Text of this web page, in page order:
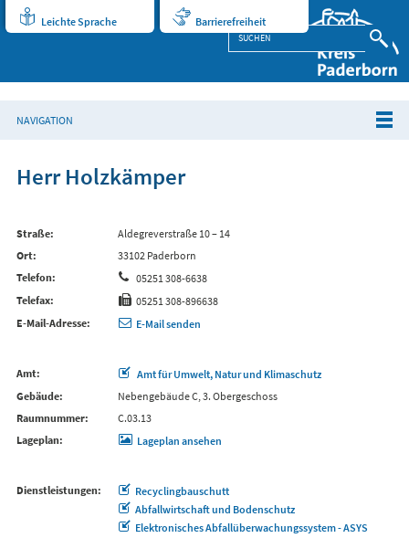
Leichte Sprache Barrierefreiheit
NAVIGATION
Herr Holzkämper
Straße
Aldegreverstraße 10 – 14
Ort
33102 Paderborn
Telefon
05251 308-6638
Telefax
05251 308-896638
E-Mail-Adresse
E-Mail senden
Amt
Amt für Umwelt, Natur und Klimaschutz
Gebäude
Nebengebäude C, 3. Obergeschoss
Raumnummer
C.03.13
Lageplan
Lageplan ansehen
Dienstleistungen
Recyclingbauschutt
Abfallwirtschaft und Bodenschutz
Elektronisches Abfallüberwachungssystem - ASYS